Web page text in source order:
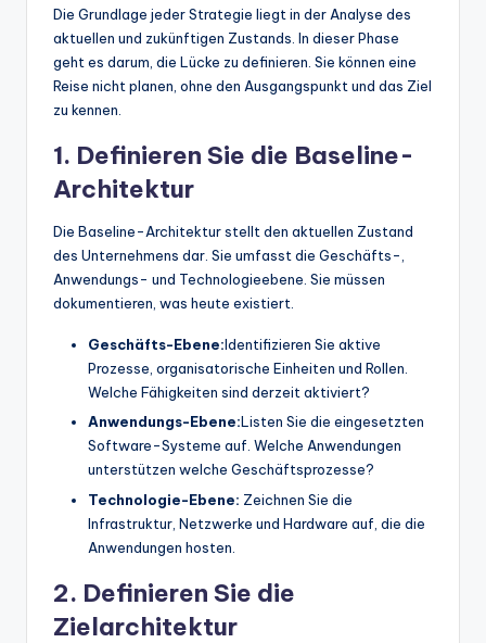
Die Grundlage jeder Strategie liegt in der Analyse des
aktuellen und zukünftigen Zustands. In dieser Phase
geht es darum, die Lücke zu definieren. Sie können eine
Reise nicht planen, ohne den Ausgangspunkt und das Ziel
zu kennen.
1. Definieren Sie die Baseline-
Architektur
Die Baseline-Architektur stellt den aktuellen Zustand
des Unternehmens dar. Sie umfasst die Geschäfts-,
Anwendungs- und Technologieebene. Sie müssen
dokumentieren, was heute existiert.
Geschäfts-Ebene:Identifizieren Sie aktive
Prozesse, organisatorische Einheiten und Rollen.
Welche Fähigkeiten sind derzeit aktiviert?
Anwendungs-Ebene:Listen Sie die eingesetzten
Software-Systeme auf. Welche Anwendungen
unterstützen welche Geschäftsprozesse?
Technologie-Ebene: Zeichnen Sie die
Infrastruktur, Netzwerke und Hardware auf, die die
Anwendungen hosten.
2. Definieren Sie die
Zielarchitektur